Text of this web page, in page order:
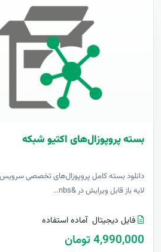
بسته پروپوزال‌های اکتیو شبکه
دانلود بسته کامل پروپوزال‌های تخصصی
لایه باز قابل ویرایش در &nbs..
فایل دیجیتال آماده استفاده
4,990,000 تومان